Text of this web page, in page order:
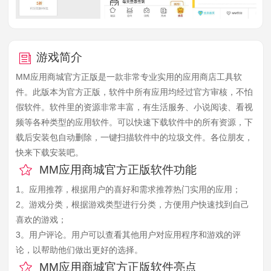
游戏简介
MM应用商城官方正版是一款非常专业实用的应用商店工具软
件。此版本为官方正版，软件中所有应用均经过官方审核，不怕
假软件。软件里的资源非常丰富，有生活服务、小说阅读、看视
频等各种类型的应用软件。可以快速下载软件中的所有资源，下
载后安装包自动删除，一键扫描软件中的垃圾文件。各位朋友，
快来下载安装吧。
MM应用商城官方正版软件功能
1。应用推荐，根据用户的喜好和需求推荐热门实用的应用；
2。游戏分类，根据游戏类型进行分类，方便用户快速找到自己
喜欢的游戏；
3。用户评论。用户可以查看其他用户对应用程序和游戏的评
论，以帮助他们做出更好的选择。
MM应用商城官方正版软件亮点